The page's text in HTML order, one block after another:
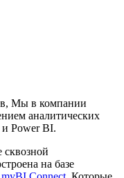
Мы в компании
аналитических
и Power BI.
сквозной
на базе